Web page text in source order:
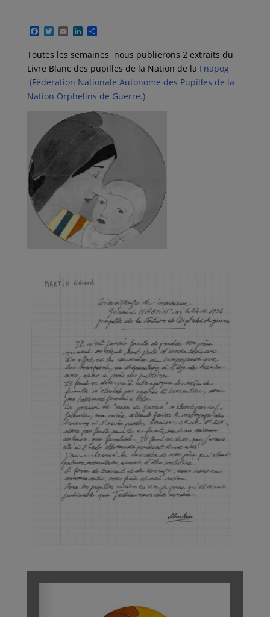
F
c
e
b
o
o
k
T
i
t
t
e
r
E
a
l
L
n
k
e
d
I
n
P
r
t
a
g
e
r
Toutes les semaines, nous publierons 2 extraits du
Livre Blanc des pupilles de la Nation de la Fnapog
(Féderation Nationale Autonome des Pupilles de la
Nation Orphelins de Guerre.)